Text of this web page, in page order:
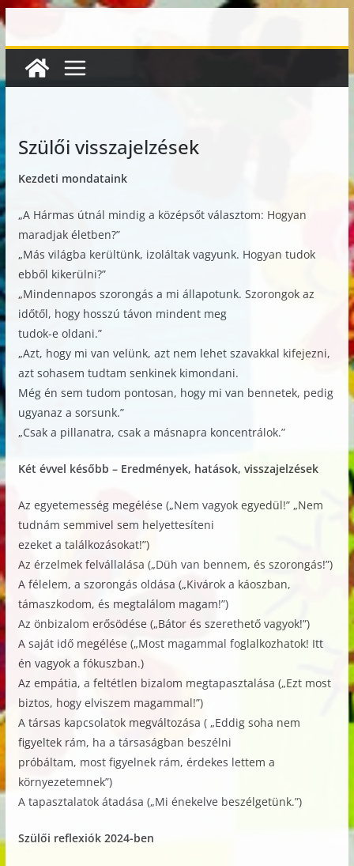
Skip
content
Szülői visszajelzések
Kezdeti mondataink
„A Hármas útnál mindig a középsőt választom: Hogyan
maradjak életben?”
„Más világba kerültünk, izoláltak vagyunk. Hogyan tudok
ebből kikerülni?”
„Mindennapos szorongás a mi állapotunk. Szorongok az
időtől, hogy hosszú távon mindent meg
tudok-e oldani.”
„Azt, hogy mi van velünk, azt nem lehet szavakkal kifejezni,
azt sohasem tudtam senkinek kimondani.
Még én sem tudom pontosan, hogy mi van bennetek, pedig
ugyanaz a sorsunk.”
„Csak a pillanatra, csak a másnapra koncentrálok.”
Két évvel később – Eredmények, hatások, visszajelzések
Az egyetemesség megélése („Nem vagyok egyedül!” „Nem
tudnám semmivel sem helyettesíteni
ezeket a találkozásokat!”)
Az érzelmek felvállalása („Düh van bennem, és szorongás!”)
A félelem, a szorongás oldása („Kivárok a káoszban,
támaszkodom, és megtalálom magam!”)
Az önbizalom erősödése („Bátor és szerethető vagyok!”)
A saját idő megélése („Most magammal foglalkozhatok! Itt
én vagyok a fókuszban.)
Az empátia, a feltétlen bizalom megtapasztalása („Ezt most
biztos, hogy elviszem magammal!”)
A társas kapcsolatok megváltozása ( „Eddig soha nem
figyeltek rám, ha a társaságban beszélni
próbáltam, most figyelnek rám, érdekes lettem a
környezetemnek”)
A tapasztalatok átadása („Mi énekelve beszélgetünk.”)
Szülői reflexiók 2024-ben